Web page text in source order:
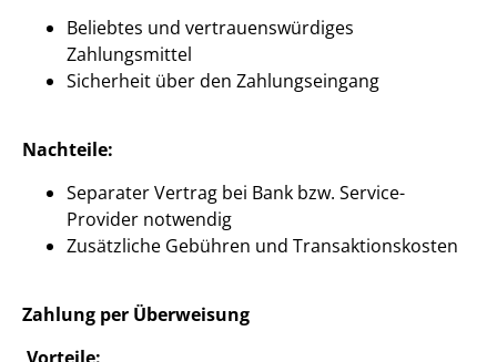
Beliebtes und vertrauenswürdiges
Zahlungsmittel
Sicherheit über den Zahlungseingang
Nachteile:
Separater Vertrag bei Bank bzw. Service-
Provider notwendig
Zusätzliche Gebühren und Transaktionskosten
Zahlung per Überweisung